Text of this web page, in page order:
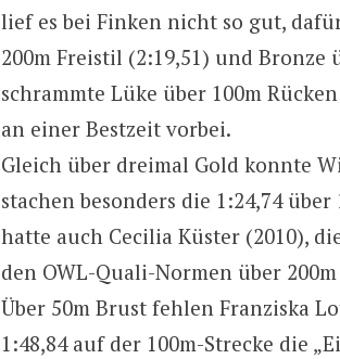
lief es bei Finken nicht so gut,
200m Freistil (2:19,51) und Bronze
schrammte Lüke über 100m
an einer Bestzeit vorbei.
Gleich über dreimal Gold konnte
stachen besonders die 1:24,74
hatte auch Cecilia Küster (2010),
den OWL-Quali-Normen über
Über 50m Brust fehlen Franziska
1:48,84 auf der 100m-Strecke die